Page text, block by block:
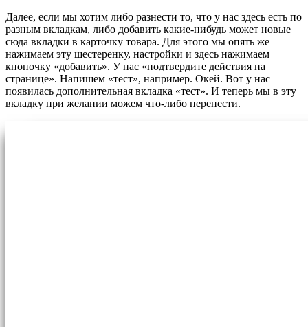
Далее, если мы хотим либо разнести то, что у нас здесь есть по
разным вкладкам, либо добавить какие-нибудь может новые
сюда вкладки в карточку товара. Для этого мы опять же
нажимаем эту шестеренку, настройки и здесь нажимаем
кнопочку «добавить». У нас «подтвердите действия на
странице». Напишем «тест», например. Окей. Вот у нас
появилась дополнительная вкладка «тест». И теперь мы в эту
вкладку при желании можем что-либо перенести.